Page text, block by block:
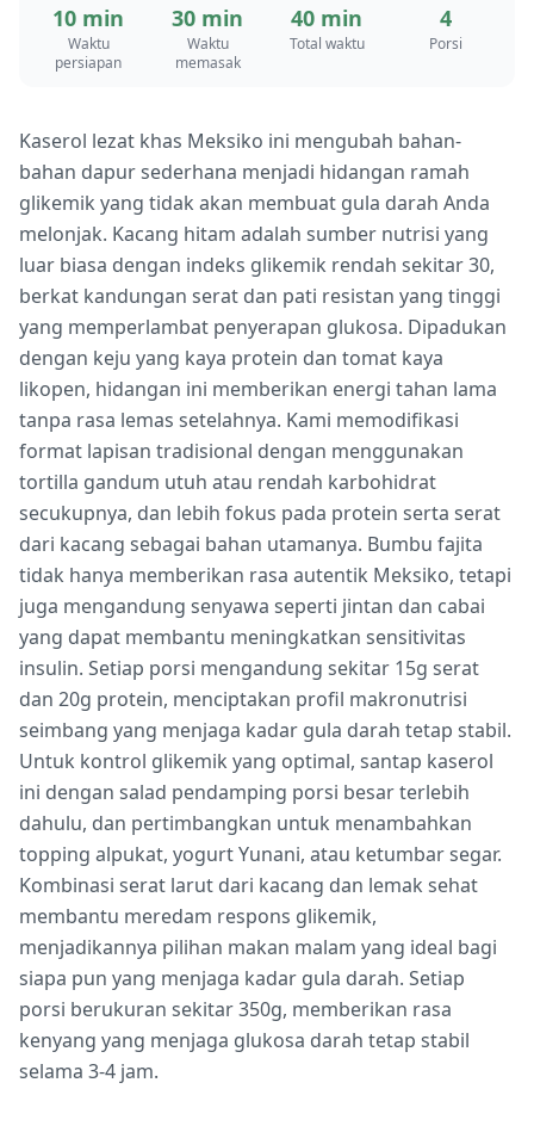
10 min
Waktu
persiapan
30 min
Waktu
memasak
40 min
Total waktu
4
Porsi
Kaserol lezat khas Meksiko ini mengubah bahan-
bahan dapur sederhana menjadi hidangan ramah
glikemik yang tidak akan membuat gula darah Anda
melonjak. Kacang hitam adalah sumber nutrisi yang
luar biasa dengan indeks glikemik rendah sekitar 30,
berkat kandungan serat dan pati resistan yang tinggi
yang memperlambat penyerapan glukosa. Dipadukan
dengan keju yang kaya protein dan tomat kaya
likopen, hidangan ini memberikan energi tahan lama
tanpa rasa lemas setelahnya. Kami memodifikasi
format lapisan tradisional dengan menggunakan
tortilla gandum utuh atau rendah karbohidrat
secukupnya, dan lebih fokus pada protein serta serat
dari kacang sebagai bahan utamanya. Bumbu fajita
tidak hanya memberikan rasa autentik Meksiko, tetapi
juga mengandung senyawa seperti jintan dan cabai
yang dapat membantu meningkatkan sensitivitas
insulin. Setiap porsi mengandung sekitar 15g serat
dan 20g protein, menciptakan profil makronutrisi
seimbang yang menjaga kadar gula darah tetap stabil.
Untuk kontrol glikemik yang optimal, santap kaserol
ini dengan salad pendamping porsi besar terlebih
dahulu, dan pertimbangkan untuk menambahkan
topping alpukat, yogurt Yunani, atau ketumbar segar.
Kombinasi serat larut dari kacang dan lemak sehat
membantu meredam respons glikemik,
menjadikannya pilihan makan malam yang ideal bagi
siapa pun yang menjaga kadar gula darah. Setiap
porsi berukuran sekitar 350g, memberikan rasa
kenyang yang menjaga glukosa darah tetap stabil
selama 3-4 jam.